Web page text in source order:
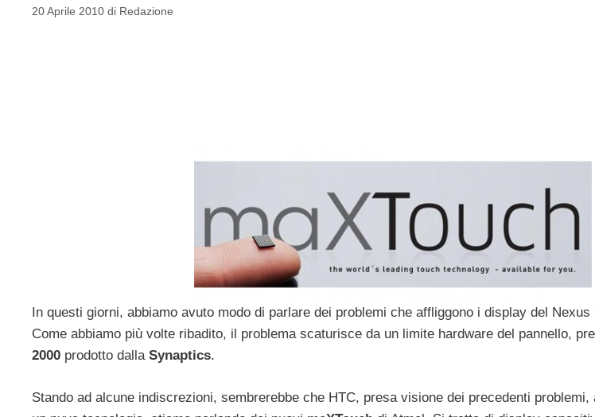
20 Aprile 2010 di Redazione
In questi giorni, abbiamo avuto modo di parlare dei problemi che affliggono i display del Nexus
Come abbiamo più volte ribadito, il problema scaturisce da un limite hardware del pannello,
2000 prodotto dalla Synaptics.
Stando ad alcune indiscrezioni, sembrerebbe che HTC, presa visione dei precedenti